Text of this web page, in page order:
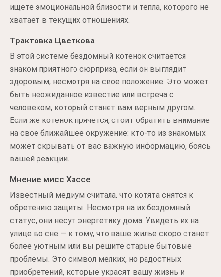
ищете эмоциональной близости и тепла, которого не
хватает в текущих отношениях.
Трактовка Цветкова
В этой системе бездомный котенок считается
знаком приятного сюрприза, если он выглядит
здоровым, несмотря на свое положение. Это может
быть неожиданное известие или встреча с
человеком, который станет вам верным другом.
Если же котенок прячется, стоит обратить внимание
на свое ближайшее окружение: кто-то из знакомых
может скрывать от вас важную информацию, боясь
вашей реакции.
Мнение мисс Хассе
Известный медиум считала, что котята снятся к
обретению защиты. Несмотря на их бездомный
статус, они несут энергетику дома. Увидеть их на
улице во сне — к тому, что ваше жилье скоро станет
более уютным или вы решите старые бытовые
проблемы. Это символ мелких, но радостных
приобретений, которые украсят вашу жизнь и